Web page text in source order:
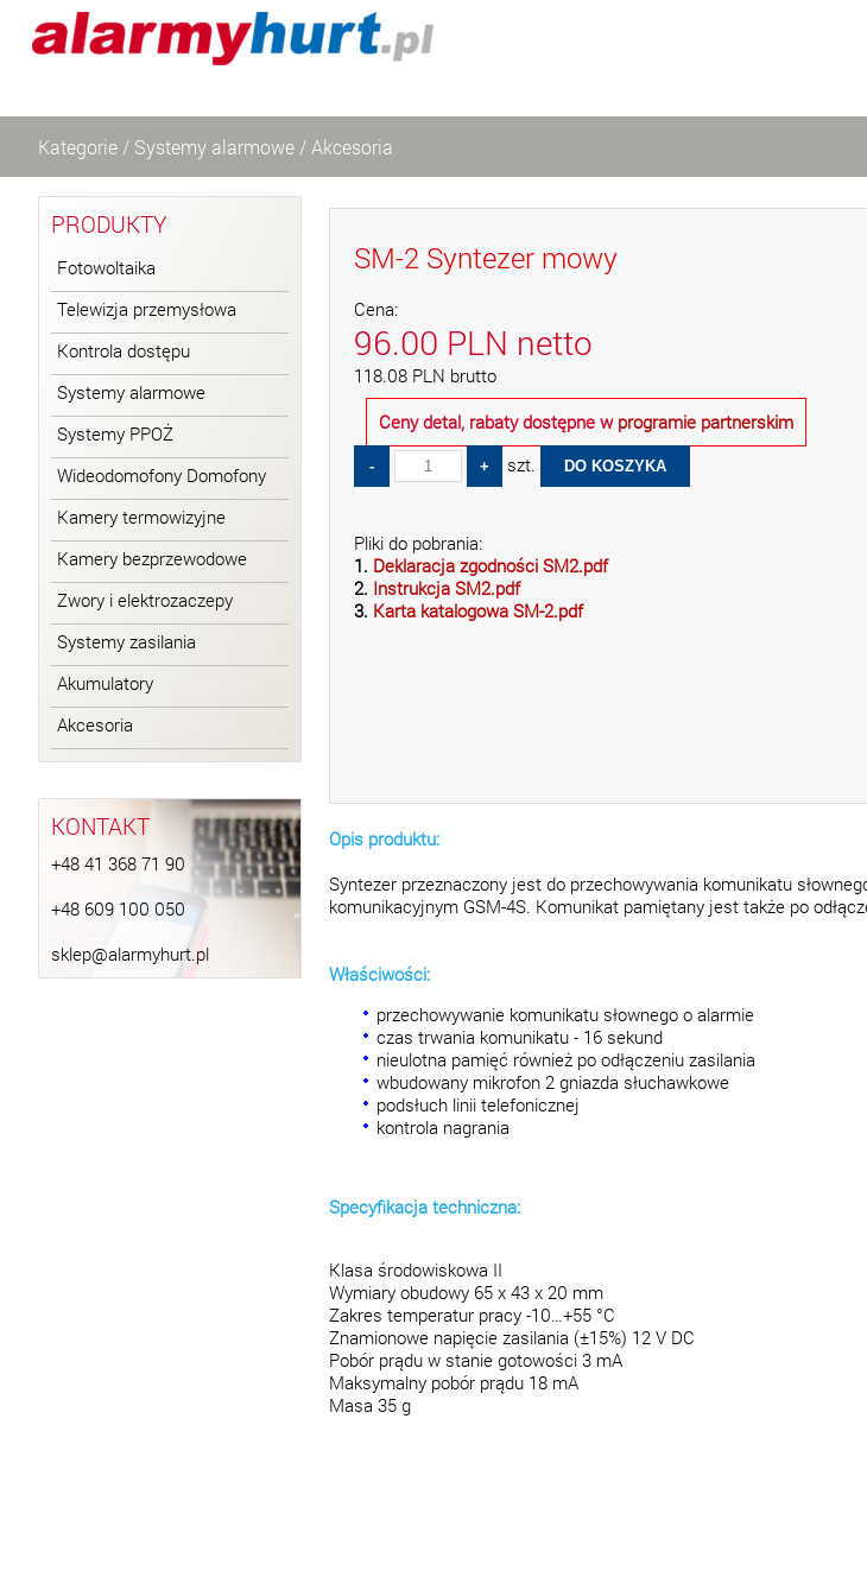
Kategorie / Systemy alarmowe / Akcesoria
PRODUKTY
Fotowoltaika
Telewizja przemysłowa
Kontrola dostępu
Systemy alarmowe
Systemy PPOŻ
Wideodomofony Domofony
Kamery termowizyjne
Kamery bezprzewodowe
Zwory i elektrozaczepy
Systemy zasilania
Akumulatory
Akcesoria
KONTAKT
+48 41 368 71 90
+48 609 100 050
sklep@alarmyhurt.pl
SM-2 Syntezer mowy
Cena:
96.00 PLN netto
118.08 PLN brutto
Ceny detal, rabaty dostępne w programie partnerskim
szt.
Pliki do pobrania:
1. Deklaracja zgodności SM2.pdf
2. Instrukcja SM2.pdf
3. Karta katalogowa SM-2.pdf
Opis produktu:
Syntezer przeznaczony jest do przechowywania komunikatu
komunikacyjnym GSM-4S. Komunikat pamiętany jest także po
Właściwości:
przechowywanie komunikatu słownego o alarmie
czas trwania komunikatu - 16 sekund
nieulotna pamięć również po odłączeniu zasilania
wbudowany mikrofon 2 gniazda słuchawkowe
podsłuch linii telefonicznej
kontrola nagrania
Specyfikacja techniczna:
Klasa środowiskowa II
Wymiary obudowy 65 x 43 x 20 mm
Zakres temperatur pracy -10…+55 °C
Znamionowe napięcie zasilania (±15%) 12 V DC
Pobór prądu w stanie gotowości 3 mA
Maksymalny pobór prądu 18 mA
Masa 35 g